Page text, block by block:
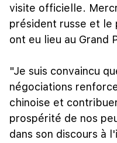
visite officielle.
président russe et le
ont eu lieu au Grand
"Je suis convaincu
négociations
chinoise et
prospérité de nos
dans son discours à